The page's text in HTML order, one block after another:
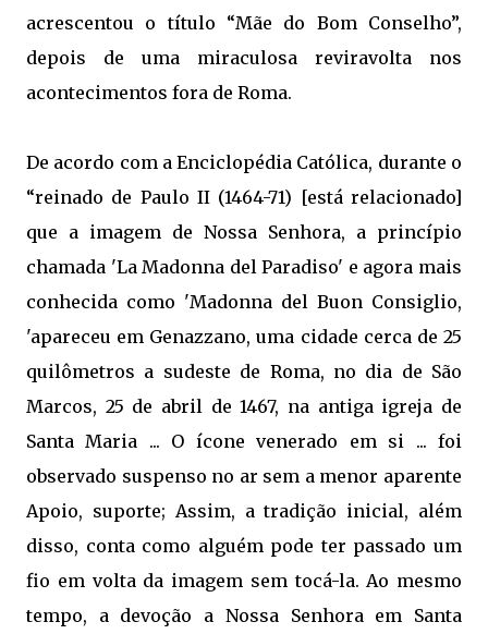
acrescentou o título “Mãe do Bom Conselho”,
depois de uma miraculosa reviravolta nos
acontecimentos fora de Roma.
De acordo com a Enciclopédia Católica, durante o
“reinado de Paulo II (1464-71) [está relacionado]
que a imagem de Nossa Senhora, a princípio
chamada 'La Madonna del Paradiso' e agora mais
conhecida como 'Madonna del Buon Consiglio,
'apareceu em Genazzano, uma cidade cerca de 25
quilômetros a sudeste de Roma, no dia de São
Marcos, 25 de abril de 1467, na antiga igreja de
Santa Maria ... O ícone venerado em si ... foi
observado suspenso no ar sem a menor aparente
Apoio, suporte; Assim, a tradição inicial, além
disso, conta como alguém pode ter passado um
fio em volta da imagem sem tocá-la. Ao mesmo
tempo, a devoção a Nossa Senhora em Santa